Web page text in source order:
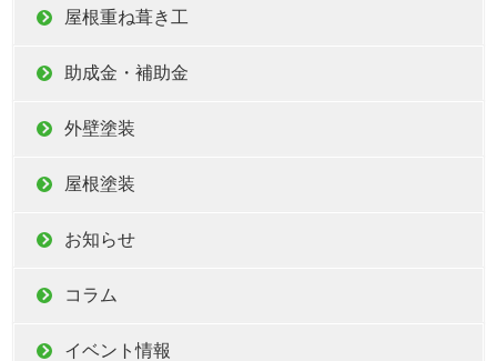
屋根重ね葺き工
助成金・補助金
外壁塗装
屋根塗装
お知らせ
コラム
イベント情報